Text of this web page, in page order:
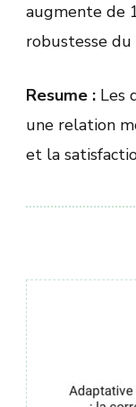
augmente de
robustesse
Resume : Les
une relation
et la
по